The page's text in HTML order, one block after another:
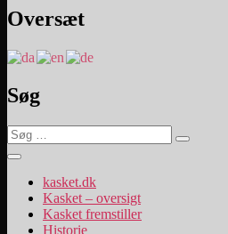
Oversæt
Søg
Søg
efter:
Søg
kasket.dk
Kasket – oversigt
Kasket fremstiller
Historie